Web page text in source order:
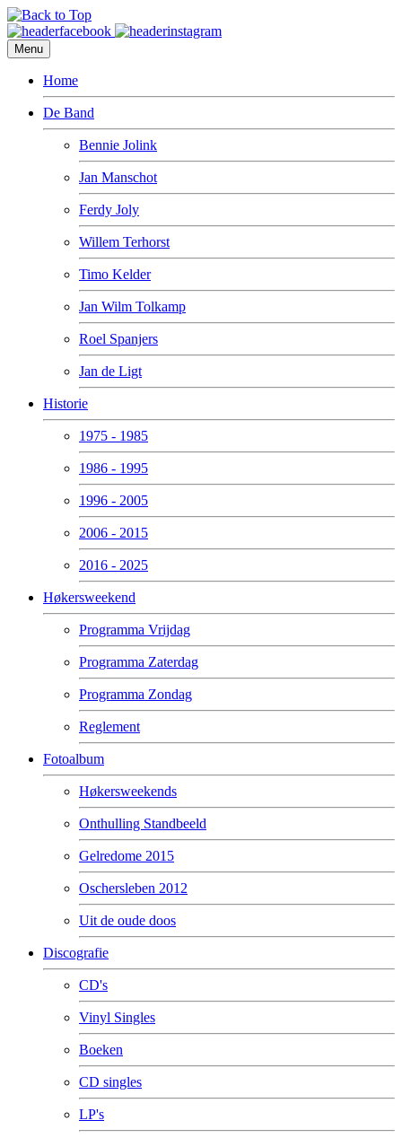
Menu
Home
De Band
Bennie Jolink
Jan Manschot
Ferdy Joly
Willem Terhorst
Timo Kelder
Jan Wilm Tolkamp
Roel Spanjers
Jan de Ligt
Historie
1975 - 1985
1986 - 1995
1996 - 2005
2006 - 2015
2016 - 2025
Høkersweekend
Programma Vrijdag
Programma Zaterdag
Programma Zondag
Reglement
Fotoalbum
Høkersweekends
Onthulling Standbeeld
Gelredome 2015
Oschersleben 2012
Uit de oude doos
Discografie
CD's
Vinyl Singles
Boeken
CD singles
LP's